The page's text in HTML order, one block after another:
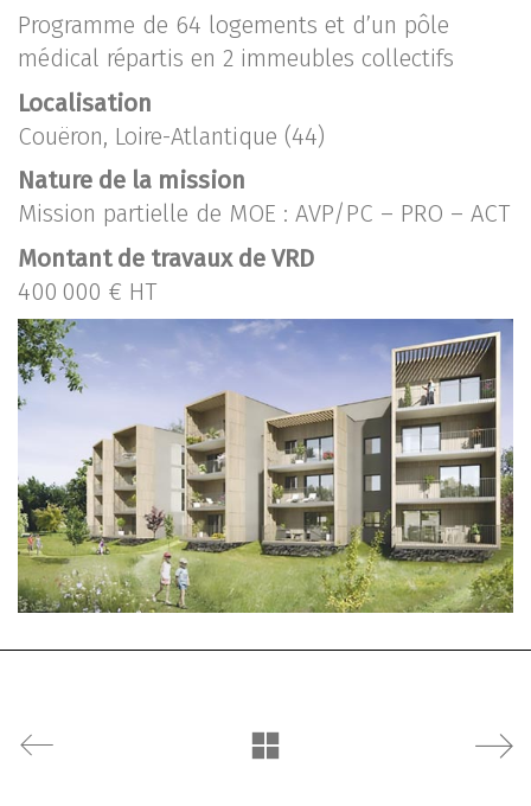
Programme de 64 logements et d’un pôle
médical répartis en 2 immeubles collectifs
Localisation
Couëron, Loire-Atlantique (44)
Nature de la mission
Mission partielle de MOE : AVP/PC – PRO – ACT
Montant de travaux de VRD
400 000 € HT